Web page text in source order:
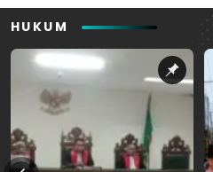
HUKUM